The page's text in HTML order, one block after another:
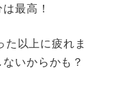
最高！
以上に疲れま
いからかも？